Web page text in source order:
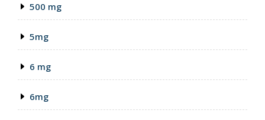
500 mg
5mg
6 mg
6mg